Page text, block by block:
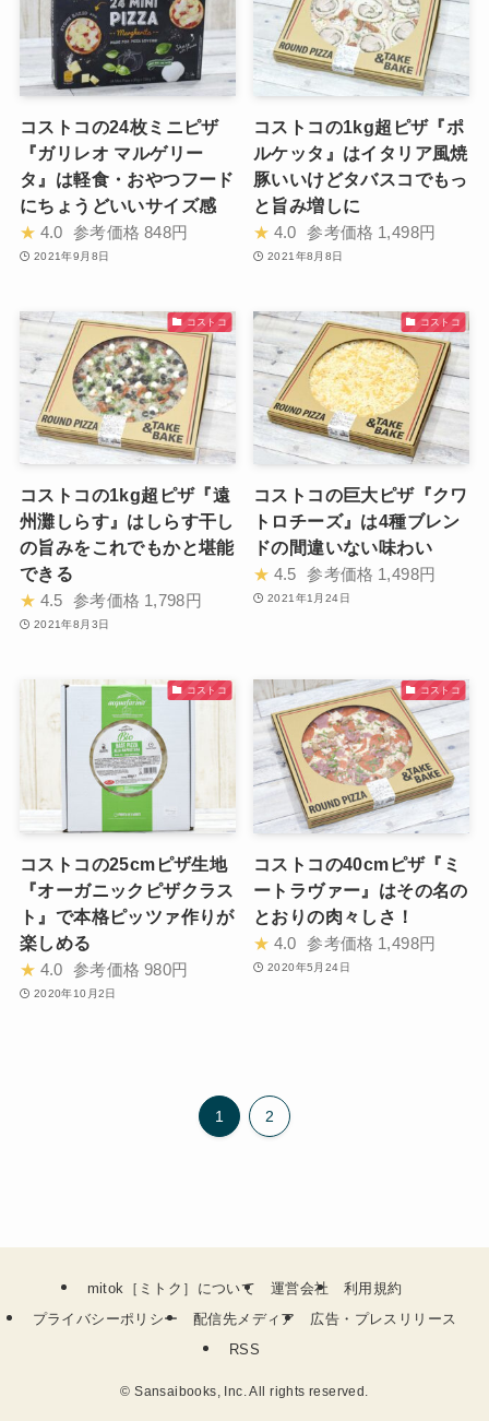
コストコの24枚ミニピザ
『ガリレオ マルゲリー
タ』は軽食・おやつフード
にちょうどいいサイズ感
★ 4.0 参考価格 848円
2021年9月8日
コストコの1kg超ピザ『ポ
ルケッタ』はイタリア風焼
豚いいけどタバスコでもっ
と旨み増しに
★ 4.0 参考価格 1,498円
2021年8月8日
コストコ
コストコの1kg超ピザ『遠
州灘しらす』はしらす干し
の旨みをこれでもかと堪能
できる
★ 4.5 参考価格 1,798円
2021年8月3日
コストコ
コストコの巨大ピザ『クワ
トロチーズ』は4種ブレン
ドの間違いない味わい
★ 4.5 参考価格 1,498円
2021年1月24日
コストコ
コストコの25cmピザ生地
『オーガニックピザクラス
ト』で本格ピッツァ作りが
楽しめる
★ 4.0 参考価格 980円
2020年10月2日
コストコ
コストコの40cmピザ『ミ
ートラヴァー』はその名の
とおりの肉々しさ！
★ 4.0 参考価格 1,498円
2020年5月24日
1 2
mitok［ミトク］について 運営会社
利用規約
プライバシーポリシー
配信先メディア
広告・プレスリリース
RSS
© Sansaibooks, Inc. All rights reserved.